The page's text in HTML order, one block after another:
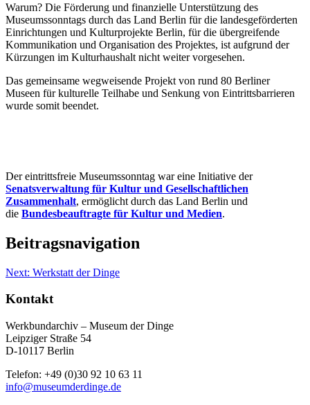
Warum? Die Förderung und finanzielle Unterstützung des
Museumssonntags durch das Land Berlin für die landesgeförderten
Einrichtungen und Kulturprojekte Berlin, für die übergreifende
Kommunikation und Organisation des Projektes, ist aufgrund der
Kürzungen im Kulturhaushalt nicht weiter vorgesehen.
Das gemeinsame wegweisende Projekt von rund 80 Berliner
Museen für kulturelle Teilhabe und Senkung von Eintrittsbarrieren
wurde somit beendet.
Der eintrittsfreie Museumssonntag war eine Initiative der
Senatsverwaltung für Kultur und Gesellschaftlichen
Zusammenhalt, ermöglicht durch das Land Berlin und
die Bundesbeauftragte für Kultur und Medien.
Beitragsnavigation
Next: Werkstatt der Dinge
Kontakt
Werkbundarchiv – Museum der Dinge
Leipziger Straße 54
D-10117 Berlin
Telefon: +49 (0)30 92 10 63 11
info@museumderdinge.de